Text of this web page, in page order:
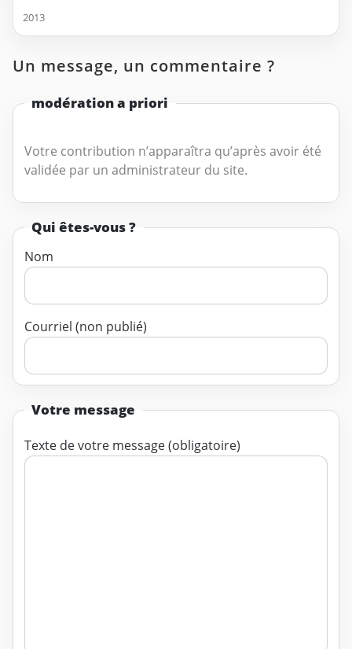
2013
Un message, un commentaire ?
modération a priori
Votre contribution n’apparaîtra qu’après avoir été
validée par un administrateur du site.
Qui êtes-vous ?
Nom
Courriel (non publié)
Votre message
Texte de votre message (obligatoire)